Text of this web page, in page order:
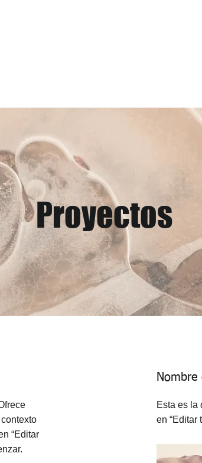
Proyectos
“Editar
Esta es la
en “Editar